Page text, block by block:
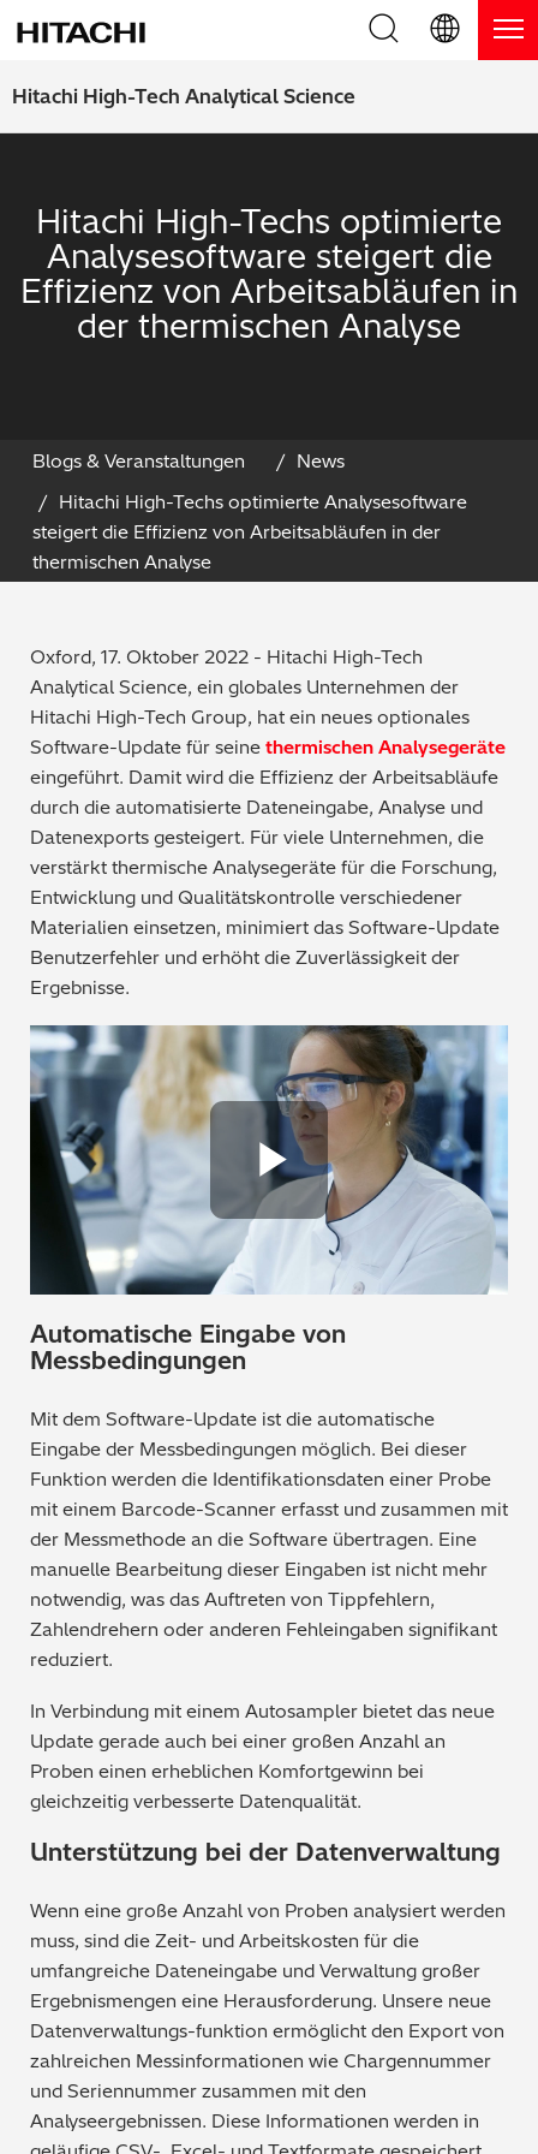
Hitachi High-Tech Analytical Science
Produkte
RFA Handgeräte / LIBS Handgeräte
RFA Tischgeräte
Handgeräte zur Schichtdickenmessung
Thermische Analysegeräte
Anwendungsbereiche
Qualitätssicherung / -kontrolle
Sicherheitsprüfung (PMI)
Schrottsortierung / Recycling
Maschinenbau
Metallveredelung / -galvanisierung / beschichtung
Elektronik
Edelmetalle / Schmuck
Umweltanalyse
Bergbau / Mineralien
Petrochemie / Kraftstoffe
Regulatorische Anforderungen
Allgemein gebräuchliche Chemikalien
Polymere / Kunststoffe
Lebensmittel
Archäometrie
Automobilindustrie
Blog, News & Veranstaltungen
Blog
News
Webinare
Produkt-Demo
Downloads
Service
Produkt Service
FAQs
Tutorial Videos
English (EN)
日本語 (JP)
Hitachi High-Techs optimierte
Analysesoftware steigert die
Effizienz von Arbeitsabläufen in
der thermischen Analyse
Blogs & Veranstaltungen
News
Hitachi High-Techs optimierte Analysesoftware
steigert die Effizienz von Arbeitsabläufen in der
thermischen Analyse
Oxford, 17. Oktober 2022 - Hitachi High-Tech
Analytical Science, ein globales Unternehmen der
Hitachi High-Tech Group, hat ein neues optionales
Software-Update für seine thermischen Analysegeräte
eingeführt. Damit wird die Effizienz der Arbeitsabläufe
durch die automatisierte Dateneingabe, Analyse und
Datenexports gesteigert. Für viele Unternehmen, die
verstärkt thermische Analysegeräte für die Forschung,
Entwicklung und Qualitätskontrolle verschiedener
Materialien einsetzen, minimiert das Software-Update
Benutzerfehler und erhöht die Zuverlässigkeit der
Ergebnisse.
Play
Automatische Eingabe von
Messbedingungen
Mit dem Software-Update ist die automatische
Eingabe der Messbedingungen möglich. Bei dieser
Funktion werden die Identifikationsdaten einer Probe
mit einem Barcode-Scanner erfasst und zusammen mit
der Messmethode an die Software übertragen. Eine
manuelle Bearbeitung dieser Eingaben ist nicht mehr
notwendig, was das Auftreten von Tippfehlern,
Zahlendrehern oder anderen Fehleingaben signifikant
reduziert.
In Verbindung mit einem Autosampler bietet das neue
Update gerade auch bei einer großen Anzahl an
Proben einen erheblichen Komfortgewinn bei
gleichzeitig verbesserte Datenqualität.
Unterstützung bei der Datenverwaltung
Wenn eine große Anzahl von Proben analysiert werden
muss, sind die Zeit- und Arbeitskosten für die
umfangreiche Dateneingabe und Verwaltung großer
Ergebnismengen eine Herausforderung. Unsere neue
Datenverwaltungs-funktion ermöglicht den Export von
zahlreichen Messinformationen wie Chargennummer
und Seriennummer zusammen mit den
Analyseergebnissen. Diese Informationen werden in